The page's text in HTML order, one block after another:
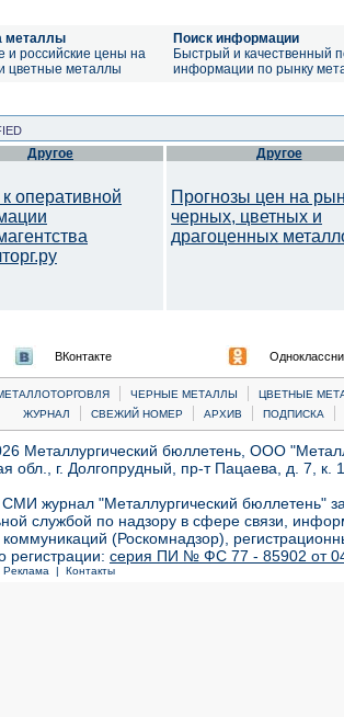
металлы
и российские цены на
цветные металлы
Поиск информации
Быстрый и качественный
информации по рынку
Другое
оперативной
Другое
Прогнозы цен на
черных, цветных и
драгоценных
ВКонтакте
| ЧЕРНЫЕ МЕТАЛЛЫ |
ЦВЕТНЫЕ
ЖУРНАЛ
| СВЕЖИЙ НОМЕР | АРХИВ | ПОДПИСКА |
Металлургический бюллетень, ООО
обл., г. Долгопрудный, пр-т Пацаева, д. 7,
журнал "Металлургический бюллетень"
службой по надзору в сфере связи,
(Роскомнадзор),
регистрации: серия ПИ № ФС 77 - 85902 от 04
Реклама | Контакты